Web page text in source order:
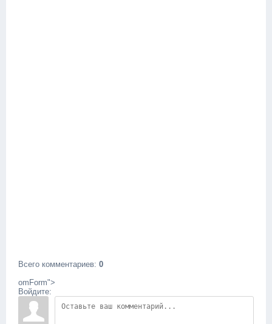
Всего комментариев: 0
omForm">
Войдите: